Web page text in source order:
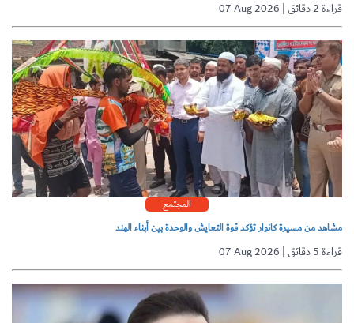
07 Aug 2026 | قراءة 2 دقائق
المجتمع
مشاهد من مسيرة كانوار تؤكد قوة التعايش والوحدة بين أبناء الهند
07 Aug 2026 | قراءة 5 دقائق